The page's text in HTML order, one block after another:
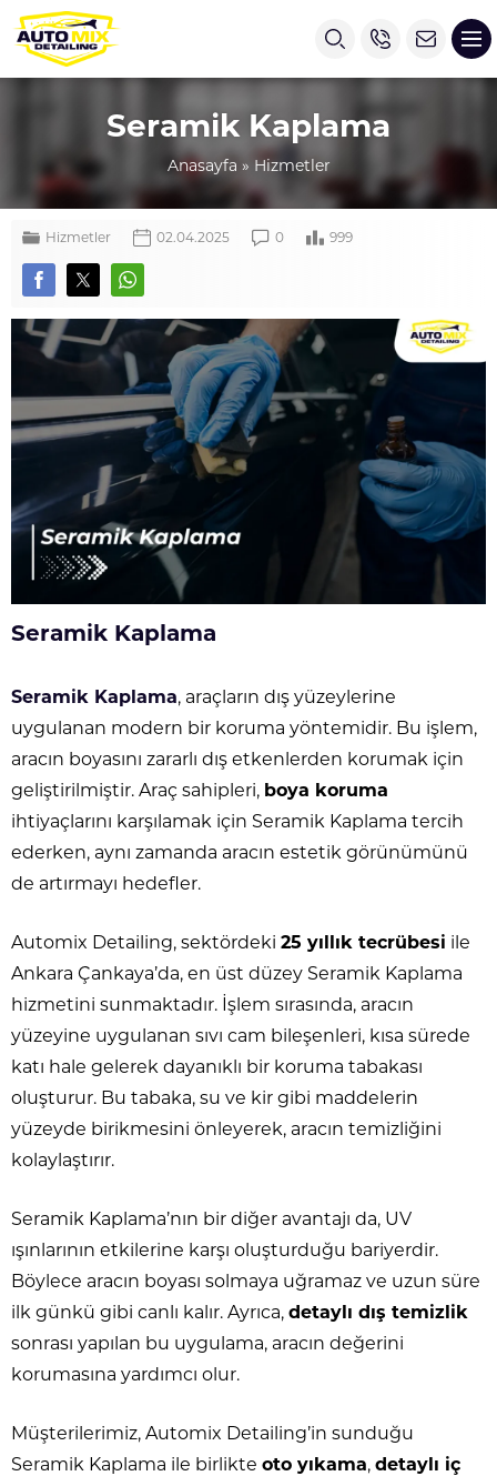
Seramik Kaplama
Anasayfa » Hizmetler
Hizmetler 02.04.2025 0 999
Seramik Kaplama
Seramik Kaplama, araçların dış yüzeylerine
uygulanan modern bir koruma yöntemidir. Bu işlem,
aracın boyasını zararlı dış etkenlerden korumak için
geliştirilmiştir. Araç sahipleri, boya koruma
ihtiyaçlarını karşılamak için Seramik Kaplama tercih
ederken, aynı zamanda aracın estetik görünümünü
de artırmayı hedefler.
Automix Detailing, sektördeki 25 yıllık tecrübesi ile
Ankara Çankaya’da, en üst düzey Seramik Kaplama
hizmetini sunmaktadır. İşlem sırasında, aracın
yüzeyine uygulanan sıvı cam bileşenleri, kısa sürede
katı hale gelerek dayanıklı bir koruma tabakası
oluşturur. Bu tabaka, su ve kir gibi maddelerin
yüzeyde birikmesini önleyerek, aracın temizliğini
kolaylaştırır.
Seramik Kaplama’nın bir diğer avantajı da, UV
ışınlarının etkilerine karşı oluşturduğu bariyerdir.
Böylece aracın boyası solmaya uğramaz ve uzun süre
ilk günkü gibi canlı kalır. Ayrıca, detaylı dış temizlik
sonrası yapılan bu uygulama, aracın değerini
korumasına yardımcı olur.
Müşterilerimiz, Automix Detailing’in sunduğu
Seramik Kaplama ile birlikte oto yıkama, detaylı iç